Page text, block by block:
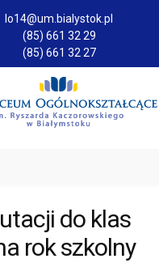
lo14@um.bialystok.pl
(85) 661 32 29
(85) 661 32 27
do klas
rok szkolny